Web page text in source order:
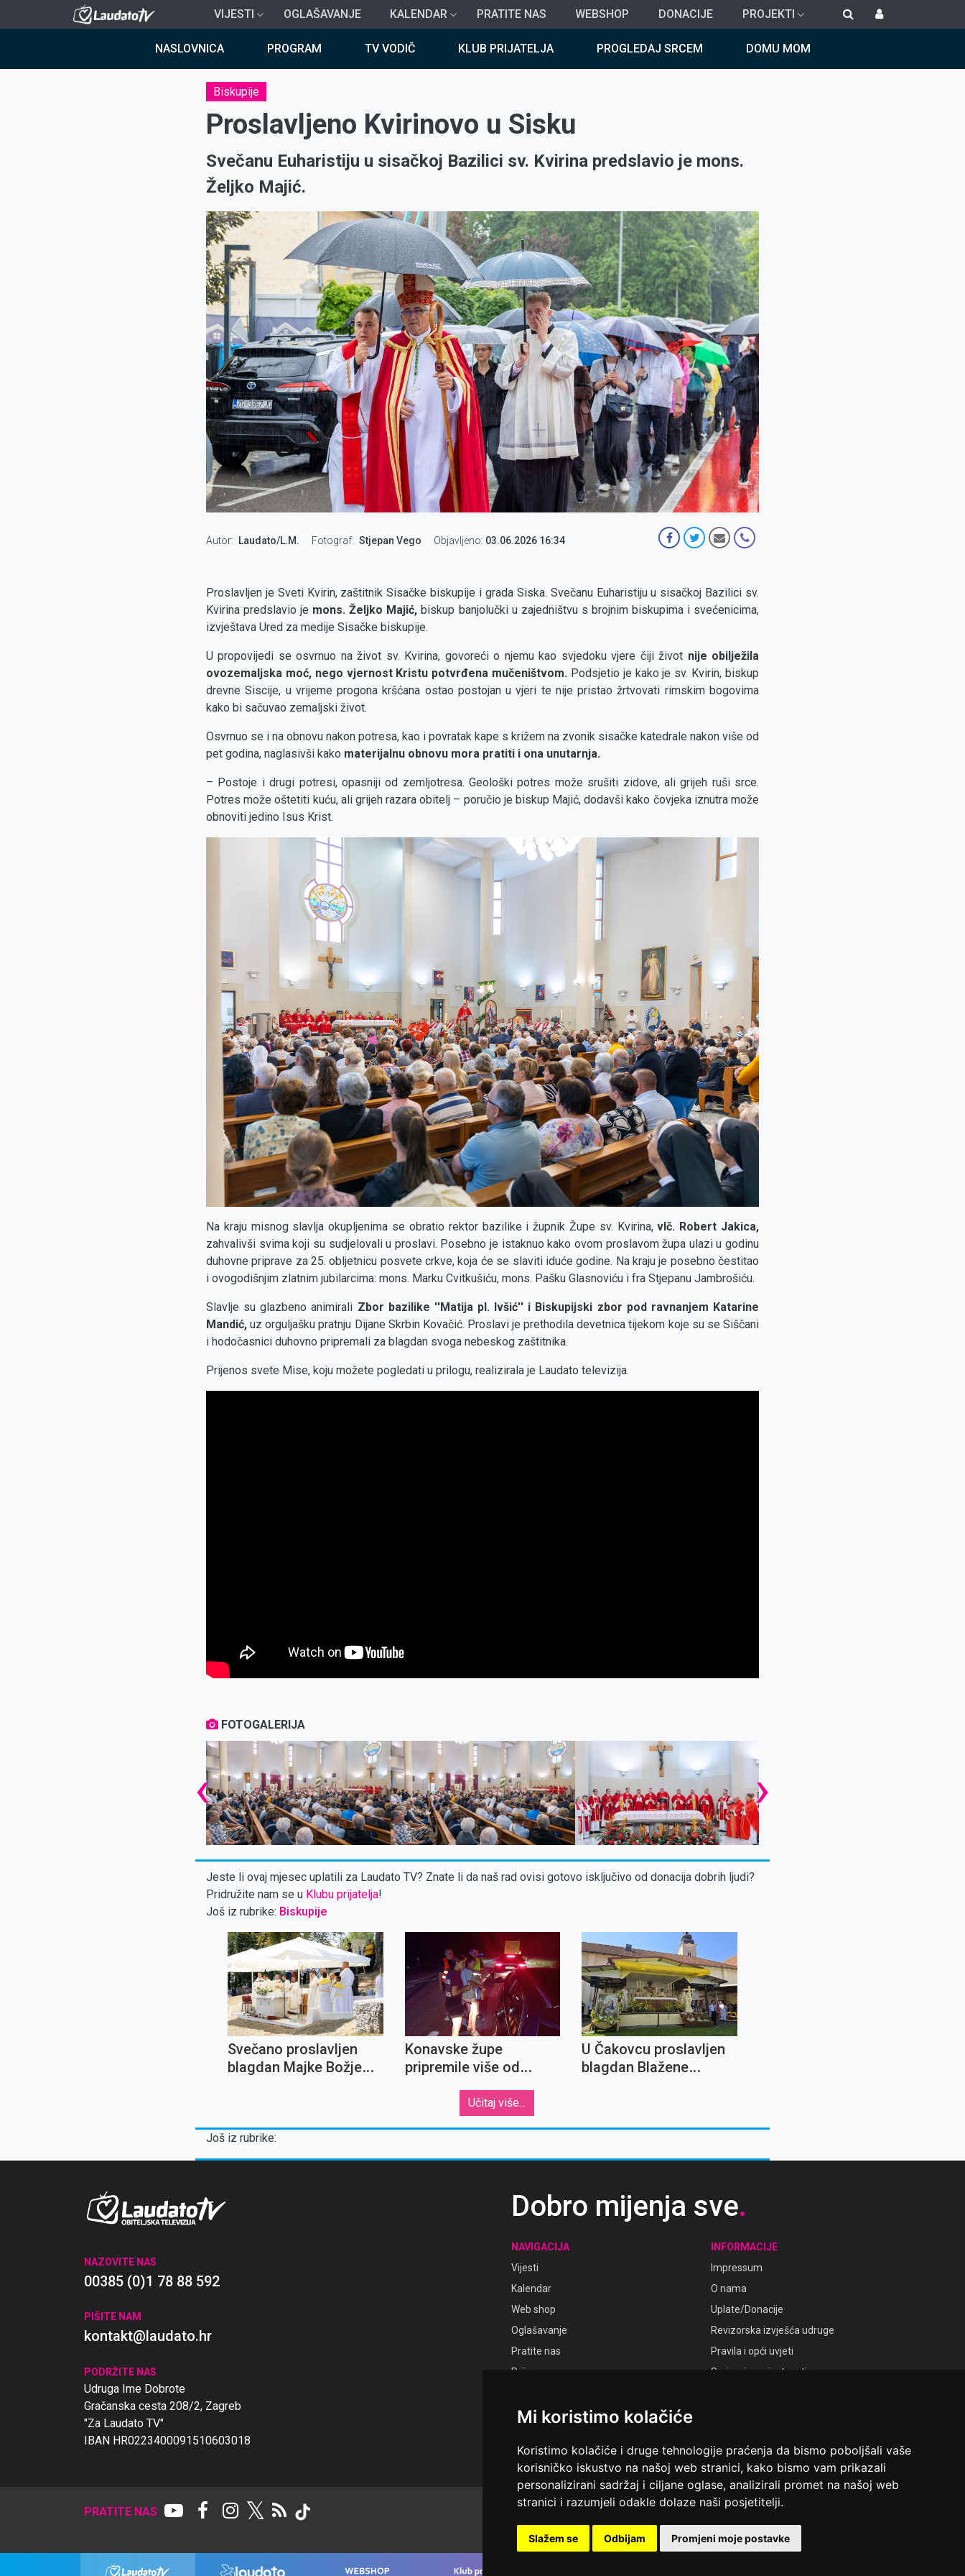
Mi koristimo kolačiće
Koristimo kolačiće i druge tehnologije praćenja da bismo poboljšali vaše
korisničko iskustvo na našoj web stranici, kako bismo vam prikazali
personalizirani sadržaj i ciljane oglase, analizirali promet na našoj web
stranici i razumjeli odakle dolaze naši posjetitelji.
Slažem se Odbijam Promjeni moje postavke
na
VIJESTI OGLAŠAVANJE KALENDAR PRATITE NAS WEBSHOP DONACIJE PROJEKTI
NASLOVNICA PROGRAM TV VODIČ KLUB PRIJATELJA PROGLEDAJ SRCEM DOMU MOM
Biskupije
Proslavljeno Kvirinovo u Sisku
Svečanu Euharistiju u sisačkoj Bazilici sv. Kvirina predslavio je mons.
Željko Majić.
Autor Laudato/L.M. Fotograf Stjepan Vego Objavljeno: 03.06.2026 16:34
Proslavljen je Sveti Kvirin, zaštitnik Sisačke biskupije i grada Siska. Svečanu Euharistiju u sisačkoj Bazilici sv.
Kvirina predslavio je mons. Željko Majić, biskup banjolučki u zajedništvu s brojnim biskupima i svećenicima,
izvještava Ured za medije Sisačke biskupije.
U propovijedi se osvrnuo na život sv. Kvirina, govoreći o njemu kao svjedoku vjere čiji život nije obilježila
ovozemaljska moć, nego vjernost Kristu potvrđena mučeništvom. Podsjetio je kako je sv. Kvirin, biskup
drevne Siscije, u vrijeme progona kršćana ostao postojan u vjeri te nije pristao žrtvovati rimskim bogovima
kako bi sačuvao zemaljski život.
Osvrnuo se i na obnovu nakon potresa, kao i povratak kape s križem na zvonik sisačke katedrale nakon više od
pet godina, naglasivši kako materijalnu obnovu mora pratiti i ona unutarnja.
– Postoje i drugi potresi, opasniji od zemljotresa. Geološki potres može srušiti zidove, ali grijeh ruši srce.
Potres može oštetiti kuću, ali grijeh razara obitelj – poručio je biskup Majić, dodavši kako čovjeka iznutra može
obnoviti jedino Isus Krist.
Na kraju misnog slavlja okupljenima se obratio rektor bazilike i župnik Župe sv. Kvirina,vlč. Robert Jakica,
zahvalivši svima koji su sudjelovali u proslavi. Posebno je istaknuo kako ovom proslavom župa ulazi u godinu
duhovne priprave za 25. obljetnicu posvete crkve, koja će se slaviti iduće godine. Na kraju je posebno čestitao
i ovogodišnjim zlatnim jubilarcima: mons. Marku Cvitkušiću, mons. Pašku Glasnoviću i fra Stjepanu Jambrošiću.
Slavlje su glazbeno animirali Zbor bazilike ''Matija pl. Ivšić'' i Biskupijski zbor pod ravnanjem Katarine
Mandić, uz orguljašku pratnju Dijane Skrbin Kovačić. Proslavi je prethodila devetnica tijekom koje su se Siščani
i hodočasnici duhovno pripremali za blagdan svoga nebeskog zaštitnika.
Prijenos svete Mise, koju možete pogledati u prilogu, realizirala je Laudato televizija.
FOTOGALERIJA
‹ ›
Jeste li ovaj mjesec uplatili za Laudato TV? Znate li da naš rad ovisi gotovo isključivo od donacija dobrih ljudi?
Pridružite nam se u Klubu prijatelja!
Još iz rubrike: Biskupije
Svečano proslavljen
blagdan Majke Božje
Konavske župe
pripremile više od
putnike u gužvama
prema granici
U Čakovcu proslavljen
blagdan Blažene
Učitaj više...
Još iz rubrike:
NAZOVITE NAS
00385 (0)1 78 88 592
PIŠITE NAM
kontakt@laudato.hr
PODRŽITE NAS
Udruga Ime Dobrote
Gračanska cesta 208/2, Zagreb
"Za Laudato TV"
IBAN HR0223400091510603018
Dobro mijenja sve.
NAVIGACIJA
Vijesti
Kalendar
Web shop
Oglašavanje
Pratite nas
Prijava
INFORMACIJE
Impressum
O nama
Uplate/Donacije
Revizorska izvješća udruge
Pravila i opći uvjeti
Smjernice privatnosti
PRATITE NAS 𝕏
© Sva prava pridržana Udruga Ime dobrote
Održavatelj Netcom d.o.o., Riva 6, Rijeka